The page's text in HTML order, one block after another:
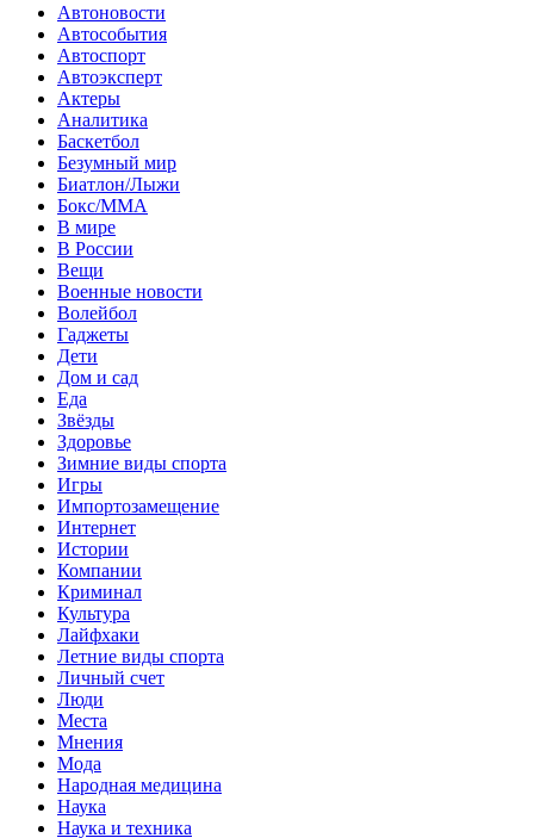
Автоновости
Автособытия
Автоспорт
Автоэксперт
Актеры
Аналитика
Баскетбол
Безумный мир
Биатлон/Лыжи
Бокс/MMA
В мире
В России
Вещи
Военные новости
Волейбол
Гаджеты
Дети
Дом и сад
Еда
Звёзды
Здоровье
Зимние виды спорта
Игры
Импортозамещение
Интернет
Истории
Компании
Криминал
Культура
Лайфхаки
Летние виды спорта
Личный счет
Люди
Места
Мнения
Мода
Народная медицина
Наука
Наука и техника